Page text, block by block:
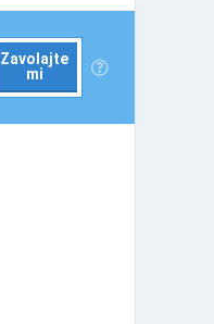
Zavolajte
mi